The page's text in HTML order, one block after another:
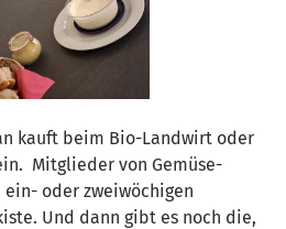
kauft beim Bio-Landwirt oder
Mitglieder von Gemüse-
oder zweiwöchigen
Und dann gibt es noch die,